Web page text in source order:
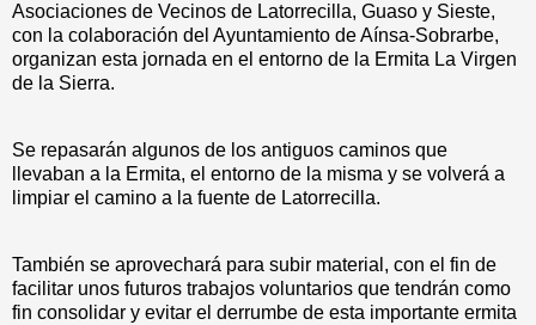
Asociaciones de Vecinos de Latorrecilla, Guaso y Sieste,
con la colaboración del Ayuntamiento de Aínsa-Sobrarbe,
organizan esta jornada en el entorno de la Ermita La Virgen
de la Sierra.
Se repasarán algunos de los antiguos caminos que
llevaban a la Ermita, el entorno de la misma y se volverá a
limpiar el camino a la fuente de Latorrecilla.
También se aprovechará para subir material, con el fin de
facilitar unos futuros trabajos voluntarios que tendrán como
fin consolidar y evitar el derrumbe de esta importante ermita